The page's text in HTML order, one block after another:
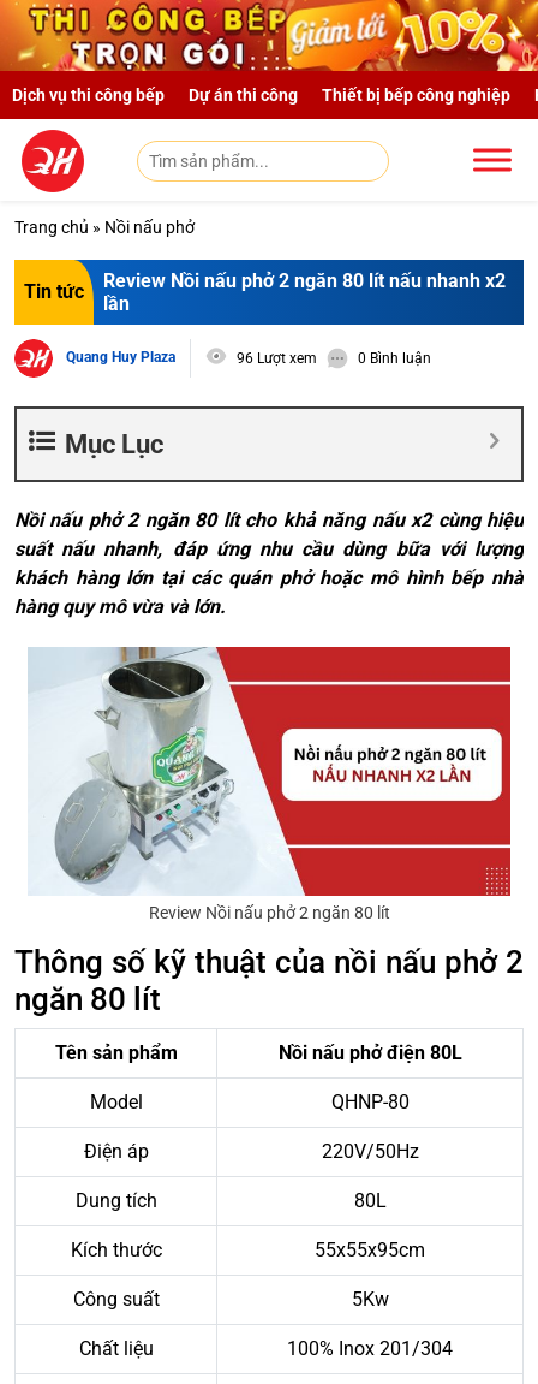
Skip to main content
Dịch vụ thi công bếp Dự án thi công Thiết bị bếp công nghiệp
Trang chủ » Nồi nấu phở
Tin tức
Review Nồi nấu phở 2 ngăn 80 lít nấu nhanh x2
lần
Quang Huy Plaza 96 Lượt xem 0 Bình luận
Mục Lục
Nồi nấu phở 2 ngăn 80 lít cho khả năng nấu x2 cùng hiệu
suất nấu nhanh, đáp ứng nhu cầu dùng bữa với lượng
khách hàng lớn tại các quán phở hoặc mô hình bếp nhà
hàng quy mô vừa và lớn.
Review Nồi nấu phở 2 ngăn 80 lít
Thông số kỹ thuật của nồi nấu phở 2
ngăn 80 lít
Tên sản phẩm Nồi nấu phở điện 80L
Model QHNP-80
Điện áp 220V/50Hz
Dung tích 80L
Kích thước 55x55x95cm
Công suất 5Kw
Chất liệu 100% Inox 201/304